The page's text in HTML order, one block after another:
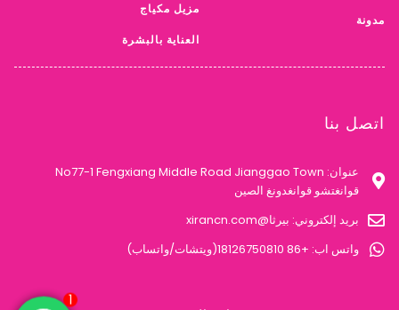
مدونة
مزيل مكياج
العناية بالبشرة
اتصل بنا
عنوان: No77-1 Fengxiang Middle Road Jianggao Town
قوانغتشو قوانغدونغ الصين
بريد إلكتروني: بيرثا@xirancn.com
واتس اب: +86 18126750810(ويتشات/واتساب)